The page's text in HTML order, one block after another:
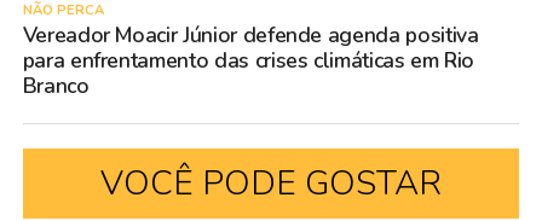
NÃO PERCA
Vereador Moacir Júnior defende agenda positiva
para enfrentamento das crises climáticas em Rio
Branco
VOCÊ PODE GOSTAR